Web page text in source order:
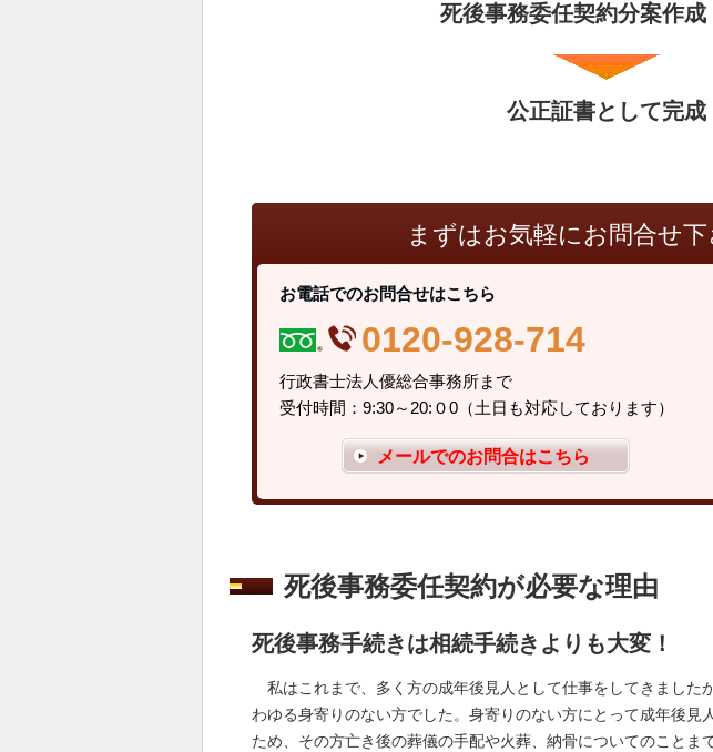
死後事務委任契約分案作成
公正証書として完成
まずはお気軽にお問合せ下
お電話でのお問合せはこちら
0120-928-714
行政書士法人優総合事務所まで
受付時間：9:30～20:０0（土日も対応しております）
メールでのお問合はこちら
死後事務委任契約が必要な理由
死後事務手続きは相続手続きよりも大変！
私はこれまで、多く方の成年後見人として仕事をしてきました
わゆる身寄りのない方でした。身寄りのない方にとって成年後見
ため、その方亡き後の葬儀の手配や火葬、納骨についてのことま